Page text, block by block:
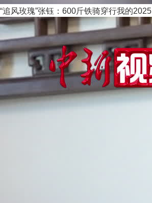
“追风玫瑰”张钰：600斤铁骑穿行我的2025